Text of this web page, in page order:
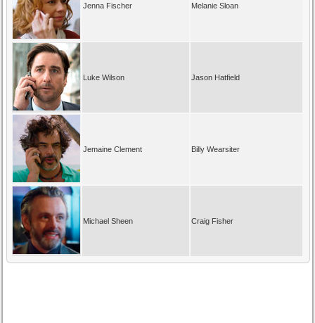
Jenna Fischer Melanie Sloan
Luke Wilson Jason Hatfield
Jemaine Clement Billy Wearsiter
Michael Sheen Craig Fisher